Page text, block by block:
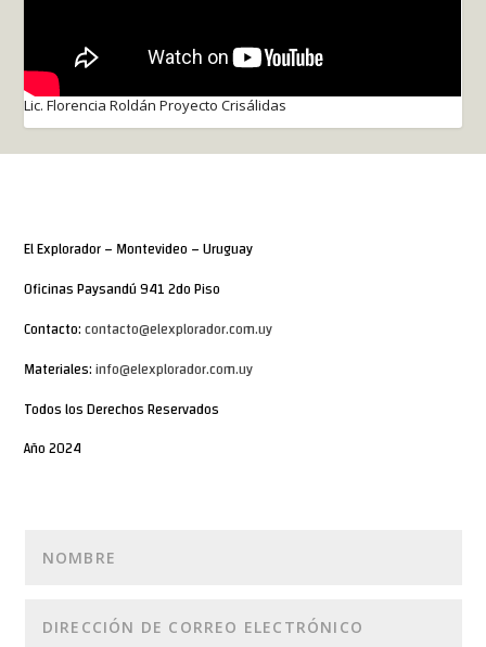
Lic. Florencia Roldán Proyecto Crisálidas
El Explorador – Montevideo – Uruguay
Oficinas Paysandú 941 2do Piso
Contacto:contacto@elexplorador.com.uy
Materiales:info@elexplorador.com.uy
Todos los Derechos Reservados
Año 2024